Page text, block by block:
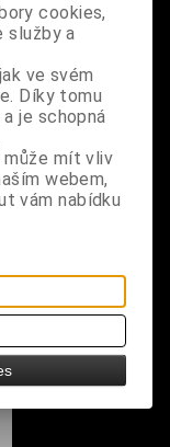
cookies,
služby a
ve svém
Díky tomu
je schopná
může mít vliv
webem,
vám nabídku